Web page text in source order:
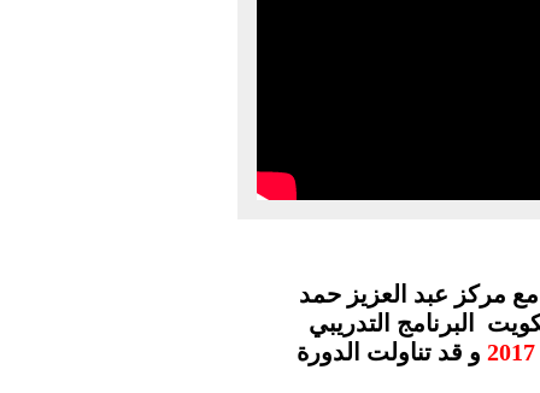
مع مركز عبد العزيز حمد
البرنامج التدريبي
و قد تناولت الدورة